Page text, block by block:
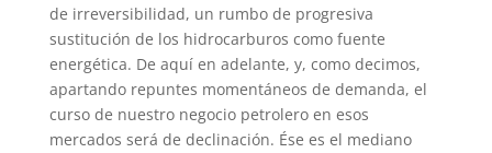
de irreversibilidad, un rumbo de progresiva
sustitución de los hidrocarburos como fuente
energética. De aquí en adelante, y, como decimos,
apartando repuntes momentáneos de demanda, el
curso de nuestro negocio petrolero en esos
mercados será de declinación. Ése es el mediano